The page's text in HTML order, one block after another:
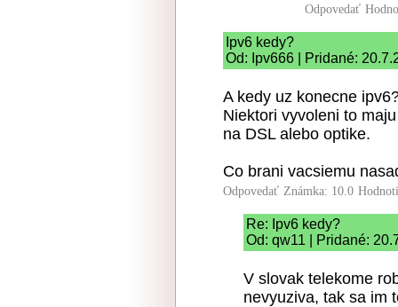
Odpovedať
Ipv6 kedy?
Od: Ipv666 | Pridané:
A kedy uz konecne
Niektori vyvoleni to
na DSL alebo optike.
Co brani vacsiemu
Odpovedať Známka: 10.0
Re: Ipv6 kedy?
Od: qw11 | Pridané:
V slovak telekome
nevyuziva, tak sa im